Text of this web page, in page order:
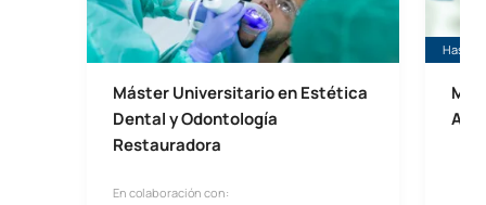
Máster Universitario en Estética
Dental y Odontología
Restauradora
En colaboración con:
Hasta